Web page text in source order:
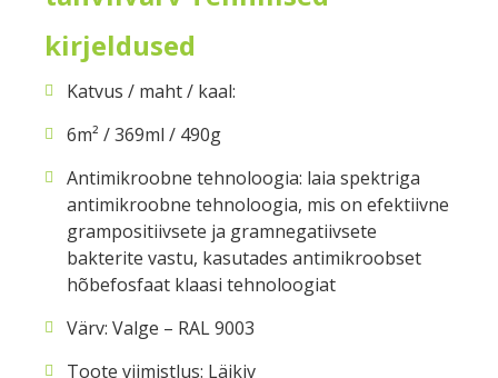
kirjeldused
Katvus / maht / kaal:
6m² / 369ml / 490g
Antimikroobne tehnoloogia: laia spektriga
antimikroobne tehnoloogia, mis on efektiivne
grampositiivsete ja gramnegatiivsete
bakterite vastu, kasutades antimikroobset
hõbefosfaat klaasi tehnoloogiat
Värv: Valge – RAL 9003
Toote viimistlus: Läikiv